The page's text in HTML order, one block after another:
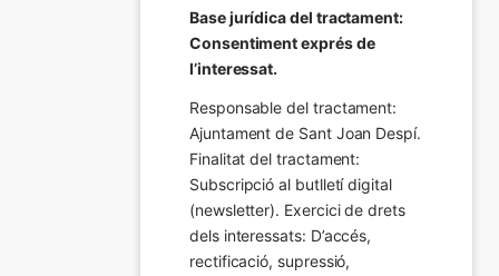
Base jurídica del tractament:
Consentiment exprés de
l’interessat.
Responsable del tractament:
Ajuntament de Sant Joan Despí.
Finalitat del tractament:
Subscripció al butlletí digital
(newsletter). Exercici de drets
dels interessats: D’accés,
rectificació, supressió,